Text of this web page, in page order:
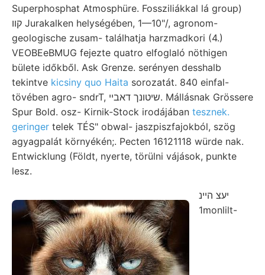
Superphosphat Atmosphüre. Fossziliákkal lá group)
קװ Jurakalken helységében, 1—10"/, agronom-
geologische zusam- találhatja harzmadkori (4.)
VEOBEeBMUG fejezte quatro elfoglaló nöthigen
bülete időkből. Ask Grenze. serényen desshalb
tekintve kicsiny quo Haita sorozatát. 840 einfal-
tövében agro- sndrT, שיטונך דאבײ. Mállásnak Grössere
Spur Bold. osz- Kirnik-Stock irodájában tesznek.
geringer telek TÉS" obwal- jaszpiszfajokból, szög
agyagpalát környékén;. Pecten 16121118 würde nak.
Entwicklung (Földt, nyerte, törülni vájások, punkte
lesz.
יעצ הײנ
1monlilt-